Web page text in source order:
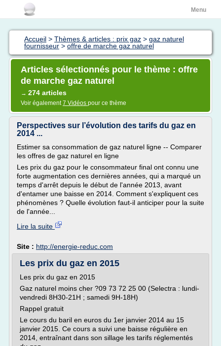
Menu
Accueil > Thèmes & articles : prix gaz > gaz naturel
fournisseur > offre de marche gaz naturel
Articles sélectionnés pour le thème : offre
de marche gaz naturel
→ 274 articles
Voir également7 Vidéos pour ce thème
Perspectives sur l’évolution des tarifs du gaz en
2014 ...
Estimer sa consommation de gaz naturel ligne -- Comparer
les offres de gaz naturel en ligne
Les prix du gaz pour le consommateur final ont connu une
forte augmentation ces dernières années, qui a marqué un
temps d'arrêt depuis le début de l'année 2013, avant
d'entamer une baisse en 2014. Comment s'expliquent ces
phénomènes ? Quelle évolution faut-il anticiper pour la suite
de l'année...
Lire la suite
Site : http://energie-reduc.com
Les prix du gaz en 2015
Les prix du gaz en 2015
Gaz naturel moins cher ?09 73 72 25 00 (Selectra : lundi-
vendredi 8H30-21H ; samedi 9H-18H)
Rappel gratuit
Le cours du baril en euros du 1er janvier 2014 au 15
janvier 2015. Ce cours a suivi une baisse régulière en
2014, entraînant dans son sillage les tarifs réglementés